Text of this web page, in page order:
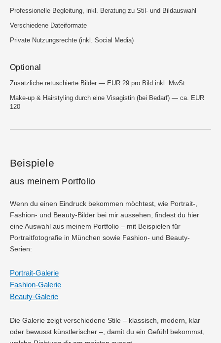
Professionelle Begleitung, inkl. Beratung zu Stil- und Bildauswahl
Verschiedene Dateiformate
Private Nutzungsrechte (inkl. Social Media)
Optional
Zusätzliche retuschierte Bilder — EUR 29 pro Bild inkl. MwSt.
Make-up & Hairstyling durch eine Visagistin (bei Bedarf) — ca. EUR
120
Beispiele
aus meinem Portfolio
Wenn du einen Eindruck bekommen möchtest, wie Portrait-,
Fashion- und Beauty-Bilder bei mir aussehen, findest du hier
eine Auswahl aus meinem Portfolio – mit Beispielen für
Portraitfotografie in München sowie Fashion- und Beauty-
Serien:
Portrait-Galerie
Fashion-Galerie
Beauty-Galerie
Die Galerie zeigt verschiedene Stile – klassisch, modern, klar
oder bewusst künstlerischer –, damit du ein Gefühl bekommst,